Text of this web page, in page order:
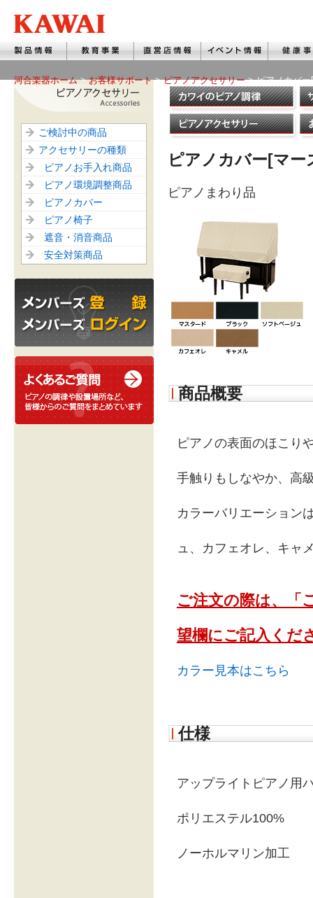
河合楽器ホーム>お客様サポート>ピアノアクセサリー> ピアノカバー
ピアノカバー[マー
ピアノまわり品
商品概要
ピアノの表面のほこり
手触りもしなやか、高
カラーバリエーション
ュ、カフェオレ、キャ
ご注文の際は、「
望欄にご記入くだ
カラー見本はこちら
仕様
アップライトピアノ用
ポリエステル100%
ノーホルマリン加工
ご検討中の商品
アクセサリーの種類
ピアノお手入れ商品
ピアノ環境調整商品
ピアノカバー
ピアノ椅子
遮音・消音商品
安全対策商品